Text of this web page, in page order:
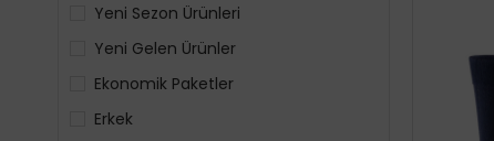
Yeni Sezon Ürünleri
Yeni Gelen Ürünler
Ekonomik Paketler
Erkek